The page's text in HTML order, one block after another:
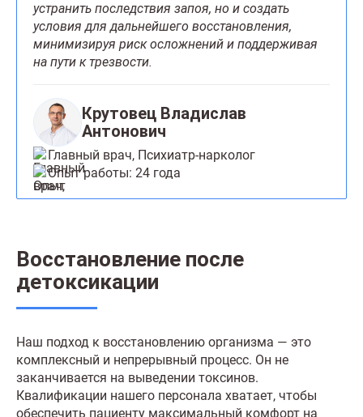
устранить последствия запоя, но и создать
условия для дальнейшего восстановления,
минимизируя риск осложнений и поддерживая
на пути к трезвости.
Крутовец Владислав
Антонович
Главный врач, Психиатр-нарколог
Опыт работы: 24 года
Восстановление после
детоксикации
Наш подход к восстановлению организма — это
комплексный и непрерывный процесс. Он не
заканчивается на выведении токсинов.
Квалификации нашего персонала хватает, чтобы
обеспечить пациенту максимальный комфорт на